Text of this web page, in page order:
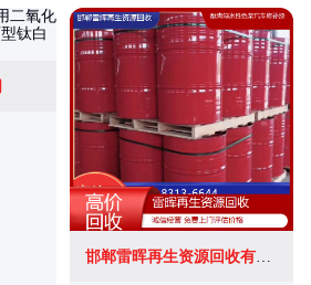
邯郸雷晖再生资源回收有限公司